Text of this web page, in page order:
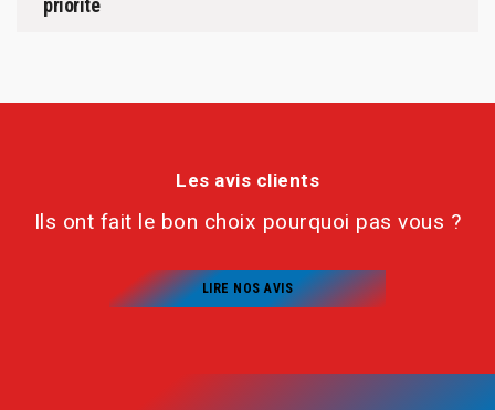
priorité
Les avis clients
Ils ont fait le bon choix pourquoi pas vous ?
LIRE NOS AVIS